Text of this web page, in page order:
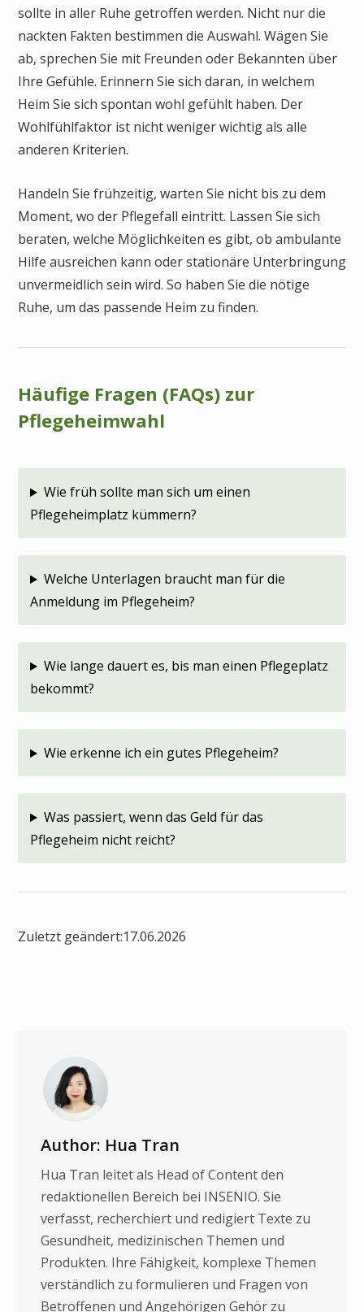
sollte in aller Ruhe getroffen werden. Nicht nur die
nackten Fakten bestimmen die Auswahl. Wägen Sie
ab, sprechen Sie mit Freunden oder Bekannten über
Ihre Gefühle. Erinnern Sie sich daran, in welchem
Heim Sie sich spontan wohl gefühlt haben. Der
Wohlfühlfaktor ist nicht weniger wichtig als alle
anderen Kriterien.
Handeln Sie frühzeitig, warten Sie nicht bis zu dem
Moment, wo der Pflegefall eintritt. Lassen Sie sich
beraten, welche Möglichkeiten es gibt, ob ambulante
Hilfe ausreichen kann oder stationäre Unterbringung
unvermeidlich sein wird. So haben Sie die nötige
Ruhe, um das passende Heim zu finden.
Häufige Fragen (FAQs) zur
Pflegeheimwahl
Wie früh sollte man sich um einen
Pflegeheimplatz kümmern?
Welche Unterlagen braucht man für die
Anmeldung im Pflegeheim?
Wie lange dauert es, bis man einen Pflegeplatz
bekommt?
Wie erkenne ich ein gutes Pflegeheim?
Was passiert, wenn das Geld für das
Pflegeheim nicht reicht?
Zuletzt geändert:17.06.2026
Author: Hua Tran
Hua Tran leitet als Head of Content den
redaktionellen Bereich bei INSENIO. Sie
verfasst, recherchiert und redigiert Texte zu
Gesundheit, medizinischen Themen und
Produkten. Ihre Fähigkeit, komplexe Themen
verständlich zu formulieren und Fragen von
Betroffenen und Angehörigen Gehör zu